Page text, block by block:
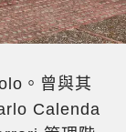
。曾與其
Calenda